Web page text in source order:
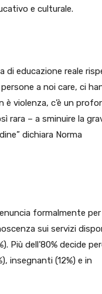
e culturale.
di educazione reale
a noi care, ci
violenza, c’è un
rara – a sminuire la
dichiara Norma
formalmente
sui servizi
Più dell’80% decide
insegnanti (12%) e in